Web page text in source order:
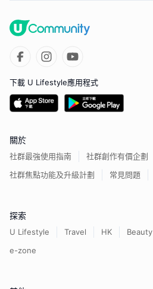
下載 U Lifestyle應用程式
關於
社群最強使用指南
社群創作有價企劃
社群焦點功能及升級計劃
常見問題
探索
U Lifestyle Travel HK Beauty
e-zone